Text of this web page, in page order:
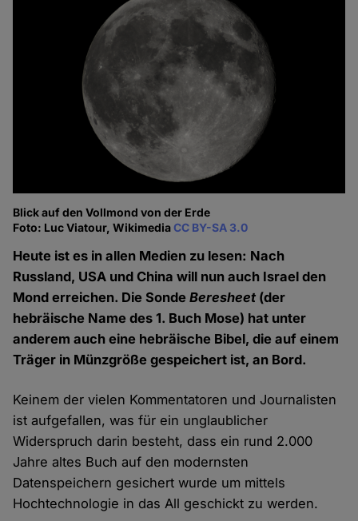
Blick auf den Vollmond von der Erde
Foto: Luc Viatour, WikimediaCC BY-SA 3.0
Heute ist es in allen Medien zu lesen: Nach
Russland, USA und China will nun auch Israel den
Mond erreichen. Die SondeBeresheet (der
hebräische Name des 1. Buch Mose) hat unter
anderem auch eine hebräische Bibel, die auf einem
Träger in Münzgröße gespeichert ist, an Bord.
Keinem der vielen Kommentatoren und Journalisten
ist aufgefallen, was für ein unglaublicher
Widerspruch darin besteht, dass ein rund 2.000
Jahre altes Buch auf den modernsten
Datenspeichern gesichert wurde um mittels
Hochtechnologie in das All geschickt zu werden.